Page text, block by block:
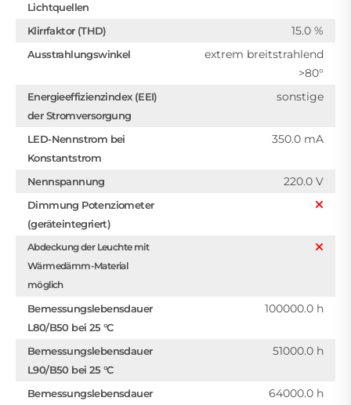
Lichtquellen
Klirrfaktor (THD) 15.0 %
Ausstrahlungswinkel
extrem breitstrahlend
>80°
Energieeffizienzindex (EEI)
der Stromversorgung
sonstige
LED-Nennstrom bei
Konstantstrom
350.0 mA
Nennspannung 220.0 V
Dimmung Potenziometer
(geräteintegriert)
Abdeckung der Leuchte mit
Wärmedämm-Material
möglich
Bemessungslebensdauer
L80/B50 bei 25 °C
100000.0 h
Bemessungslebensdauer
L90/B50 bei 25 °C
51000.0 h
Bemessungslebensdauer
64000.0 h